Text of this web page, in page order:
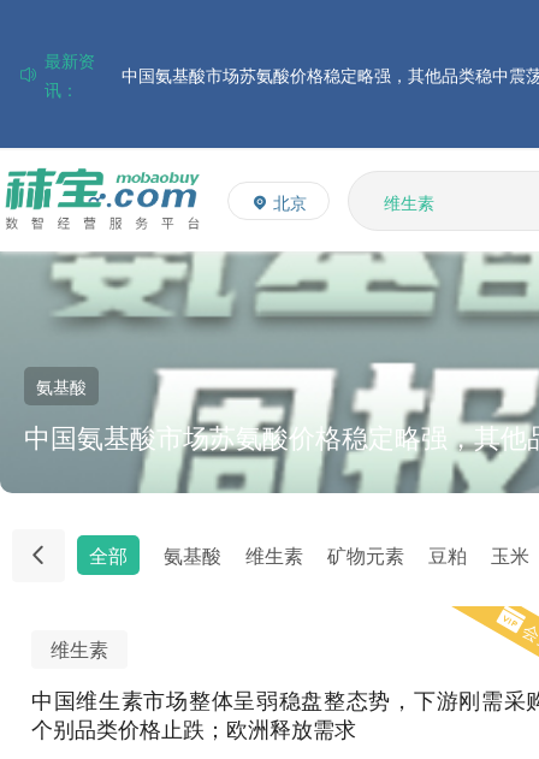
最新资
讯：
住友化学公布2026财年第一季度业绩
大成食品：2026年半年度毛利3.32亿元，同比上升8.9%
ADM发布2026年第二季度财务业绩
北京
L-赖氨酸硫酸盐
多维
多矿
维生素
饲料添加剂
氨基酸
中国氨基酸市场苏氨酸价格稳定略强，其
全部 氨基酸 维生素 矿物元素 豆粕 玉米
维生素
中国维生素市场整体呈弱稳盘整态势，下游刚需采
个别品类价格止跌；欧洲释放需求